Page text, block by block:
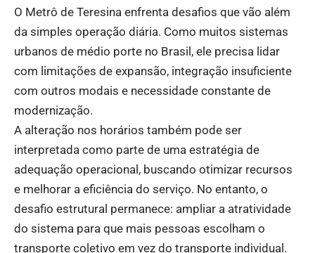
O Metrô de Teresina enfrenta desafios que vão além
da simples operação diária. Como muitos sistemas
urbanos de médio porte no Brasil, ele precisa lidar
com limitações de expansão, integração insuficiente
com outros modais e necessidade constante de
modernização.
A alteração nos horários também pode ser
interpretada como parte de uma estratégia de
adequação operacional, buscando otimizar recursos
e melhorar a eficiência do serviço. No entanto, o
desafio estrutural permanece: ampliar a atratividade
do sistema para que mais pessoas escolham o
transporte coletivo em vez do transporte individual.